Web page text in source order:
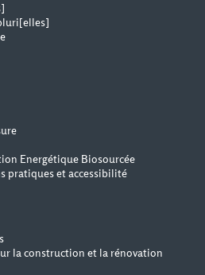
Energétique Biosourcée
pratiques et accessibilité
la construction et la rénovation